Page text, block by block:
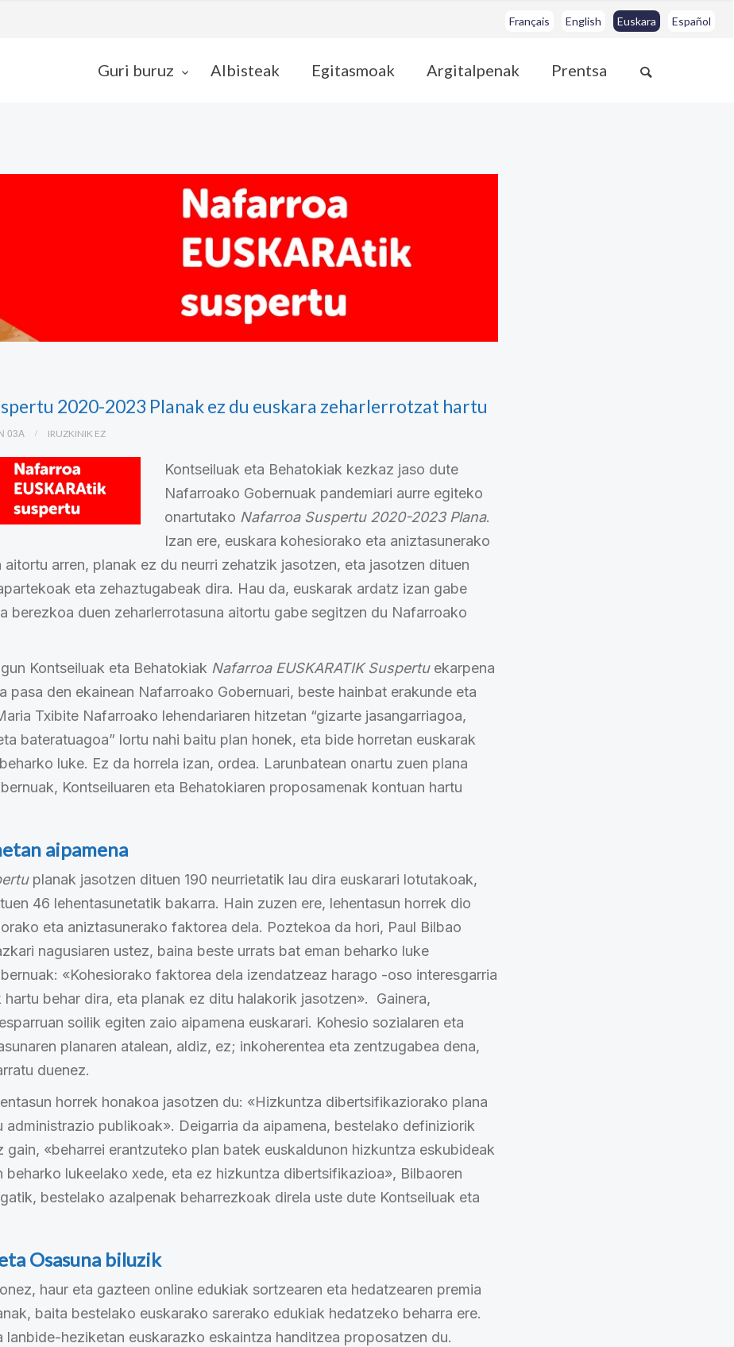
Français English Euskara Español
Guri buruz Albisteak Egitasmoak Argitalpenak Prentsa
2020-2023 Planak ez du euskara zeharlerrotzat hartu
03A IRUZKINIK EZ
Kontseiluak eta Behatokiak kezkaz jaso dute
Nafarroako Gobernuak pandemiari aurre egiteko
onartutako Nafarroa Suspertu 2020-2023 Plana.
Izan ere, euskara kohesiorako eta aniztasunerako
aitortu arren, planak ez du neurri zehatzik jasotzen, eta jasotzen dituen
eta zehaztugabeak dira. Hau da, euskarak ardatz izan gabe
berezkoa duen zeharlerrotasuna aitortu gabe segitzen du Nafarroako
Kontseiluak eta Behatokiak Nafarroa EUSKARATIK Suspertuekarpena
pasa den ekainean Nafarroako Gobernuari, beste hainbat erakunde eta
Txibite Nafarroako lehendariaren hitzetan “gizarte jasangarriagoa,
bateratuagoa” lortu nahi baitu plan honek, eta bide horretan euskarak
luke. Ez da horrela izan, ordea. Larunbatean onartu zuen plana
Kontseiluaren eta Behatokiaren proposamenak kontuan hartu
aipamena
planak jasotzen dituen 190 neurrietatik lau dira euskarari lotutakoak,
46 lehentasunetatik bakarra. Hain zuzen ere, lehentasun horrek dio
eta aniztasunerako faktorea dela. Poztekoa da hori, Paul Bilbao
nagusiaren ustez, baina beste urrats bat eman beharko luke
«Kohesiorako faktorea dela izendatzeaz harago -oso interesgarria
hartu behar dira, eta planak ez ditu halakorik jasotzen». Gainera,
soilik egiten zaio aipamena euskarari. Kohesio sozialaren eta
planaren atalean, aldiz, ez; inkoherentea eta zentzugabea dena,
duenez.
horrek honakoa jasotzen du: «Hizkuntza dibertsifikaziorako plana
administrazio publikoak». Deigarria da aipamena, bestelako definiziorik
gain, «beharrei erantzuteko plan batek euskaldunon hizkuntza eskubideak
beharko lukeelako xede, eta ez hizkuntza dibertsifikazioa», Bilbaoren
bestelako azalpenak beharrezkoak direla uste dute Kontseiluak eta
Osasuna biluzik
haur eta gazteen online edukiak sortzearen eta hedatzearen premia
baita bestelako euskarako sarerako edukiak hedatzeko beharra ere.
lanbide-heziketan euskarazko eskaintza handitzea proposatzen du.